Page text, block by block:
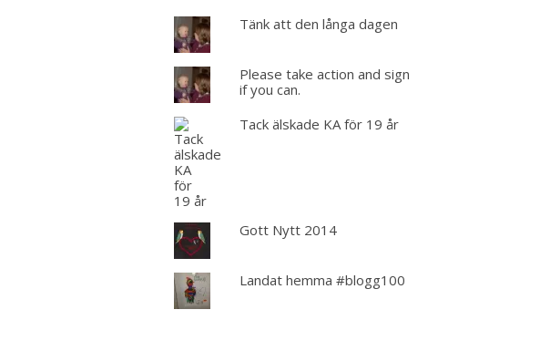
Tänk att den långa dagen
Please take action and sign
if you can.
Tack älskade KA för 19 år
Gott Nytt 2014
Landat hemma #blogg100